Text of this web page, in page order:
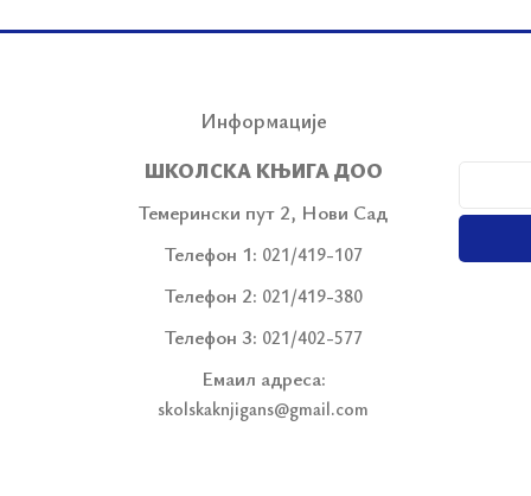
Информације
ШКОЛСКА КЊИГА ДОО
Темерински пут 2, Нови Сад
Телефон 1: 021/419-107
Телефон 2: 021/419-380
Телефон 3: 021/402-577
Емаил адреса:
skolskaknjigans@gmail.com